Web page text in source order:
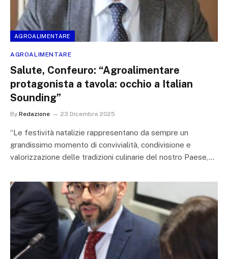
AGROALIMENTARE
AGROALIMENTARE
Salute, Confeuro: “Agroalimentare
protagonista a tavola: occhio a Italian
Sounding”
By Redazione 23 Dicembre 2025
“Le festività natalizie rappresentano da sempre un
grandissimo momento di convivialità, condivisione e
valorizzazione delle tradizioni culinarie del nostro Paese,…